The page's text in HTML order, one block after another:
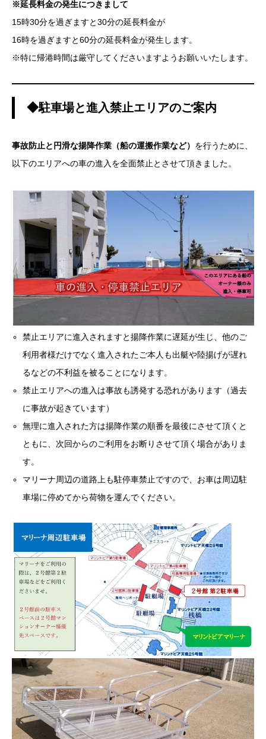
※延長料金の発生につきまして
15時30分を過ぎますと30分の延長料金が
16時を過ぎますと60分の延長料金が発生します。
※特に帰港時間は厳守してくださいますようお願いいたします。
◆駐車場と進入禁止エリアのご案内
事故防止と円滑な揚降作業（船の運搬作業など） を行うために、
以下のエリアへの車の進入を全面禁止とさせて頂きました。
禁止エリアに進入されますと揚降作業に遅延が生じ、他のご
利用者様だけでなく進入されたご本人も出艇や陸揚げが遅れ
るなどの不利益を被ることになります。
禁止エリアへの進入は事故も誘発する恐れがあります（過去
に事故が起きています）
無理に進入された方は揚降作業の順番を最後にさせて頂くと
ともに、次回からのご利用をお断りさせて頂く場合がありま
す。
マリーナ周辺の道路上も駐停車禁止ですので、お車は周辺駐
車場に停めてから荷物を運んでください。